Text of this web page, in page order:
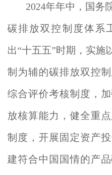
2024年年中，国务
碳排放双控制度体系
出“十五五”时期，实施
制为辅的碳排放双控
综合评价考核制度，
放核算能力，健全重
制度，开展固定资产
建符合中国国情的产